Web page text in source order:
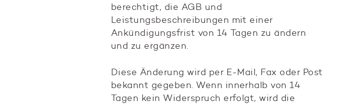
berechtigt, die AGB und
Leistungsbeschreibungen mit einer
Ankündigungsfrist von 14 Tagen zu ändern
und zu ergänzen.
Diese Änderung wird per E-Mail, Fax oder Post
bekannt gegeben. Wenn innerhalb von 14
Tagen kein Widerspruch erfolgt, wird die